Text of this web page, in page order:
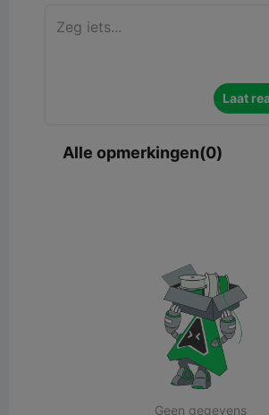
Laat
Alle opmerkingen(0)
Geen gegevens